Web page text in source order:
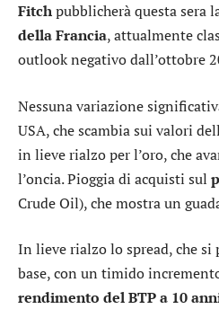
Fitchpubblicherà questa sera
della Francia, attualmente
outlook negativo dall’ottobre
Nessuna variazione
USA, che scambia sui valori
in lieve rialzo per l’oro, che
l’oncia. Pioggia di acquisti sul
Crude Oil), che mostra un
In lieve rialzo lospread, che
base, con un timido
rendimento del BTP a 10